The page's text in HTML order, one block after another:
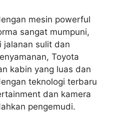
mesin powerful
sangat mumpuni,
jalanan sulit dan
Toyota
kabin yang luas dan
teknologi terbaru
dan kamera
pengemudi.